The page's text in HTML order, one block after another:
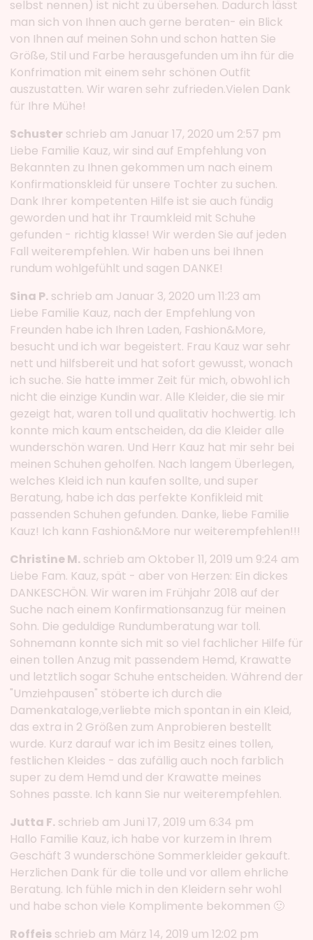
selbst nennen) ist nicht zu übersehen. Dadurch lässt
man sich von Ihnen auch gerne beraten- ein Blick
von Ihnen auf meinen Sohn und schon hatten Sie
Größe, Stil und Farbe herausgefunden um ihn für die
Konfrimation mit einem sehr schönen Outfit
auszustatten. Wir waren sehr zufrieden.Vielen Dank
für Ihre Mühe!
Schuster schrieb am Januar 17, 2020 um 2:57 pm
Liebe Familie Kauz, wir sind auf Empfehlung von
Bekannten zu Ihnen gekommen um nach einem
Konfirmationskleid für unsere Tochter zu suchen.
Dank Ihrer kompetenten Hilfe ist sie auch fündig
geworden und hat ihr Traumkleid mit Schuhe
gefunden - richtig klasse! Wir werden Sie auf jeden
Fall weiterempfehlen. Wir haben uns bei Ihnen
rundum wohlgefühlt und sagen DANKE!
Sina P. schrieb am Januar 3, 2020 um 11:23 am
Liebe Familie Kauz, nach der Empfehlung von
Freunden habe ich Ihren Laden, Fashion&More,
besucht und ich war begeistert. Frau Kauz war sehr
nett und hilfsbereit und hat sofort gewusst, wonach
ich suche. Sie hatte immer Zeit für mich, obwohl ich
nicht die einzige Kundin war. Alle Kleider, die sie mir
gezeigt hat, waren toll und qualitativ hochwertig. Ich
konnte mich kaum entscheiden, da die Kleider alle
wunderschön waren. Und Herr Kauz hat mir sehr bei
meinen Schuhen geholfen. Nach langem Überlegen,
welches Kleid ich nun kaufen sollte, und super
Beratung, habe ich das perfekte Konfikleid mit
passenden Schuhen gefunden. Danke, liebe Familie
Kauz! Ich kann Fashion&More nur weiterempfehlen!!!
Christine M. schrieb am Oktober 11, 2019 um 9:24 am
Liebe Fam. Kauz, spät - aber von Herzen: Ein dickes
DANKESCHÖN. Wir waren im Frühjahr 2018 auf der
Suche nach einem Konfirmationsanzug für meinen
Sohn. Die geduldige Rundumberatung war toll.
Sohnemann konnte sich mit so viel fachlicher Hilfe für
einen tollen Anzug mit passendem Hemd, Krawatte
und letztlich sogar Schuhe entscheiden. Während der
"Umziehpausen" stöberte ich durch die
Damenkataloge,verliebte mich spontan in ein Kleid,
das extra in 2 Größen zum Anprobieren bestellt
wurde. Kurz darauf war ich im Besitz eines tollen,
festlichen Kleides - das zufällig auch noch farblich
super zu dem Hemd und der Krawatte meines
Sohnes passte. Ich kann Sie nur weiterempfehlen.
Jutta F. schrieb am Juni 17, 2019 um 6:34 pm
Hallo Familie Kauz, ich habe vor kurzem in Ihrem
Geschäft 3 wunderschöne Sommerkleider gekauft.
Herzlichen Dank für die tolle und vor allem ehrliche
Beratung. Ich fühle mich in den Kleidern sehr wohl
und habe schon viele Komplimente bekommen 🙂
Roffeis schrieb am März 14, 2019 um 12:02 pm